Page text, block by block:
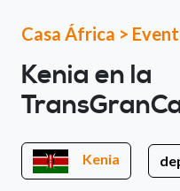
Casa África >
Kenia en la
Kenia